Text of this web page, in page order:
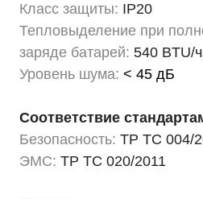
Класс защиты: IP20
Тепловыделение при
заряде батарей: 540 BTU/
Уровень шума: < 45 дБ
Соответствие
Безопасность: ТР ТС 004/
ЭМС: ТР ТС 020/2011